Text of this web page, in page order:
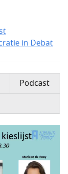
in Debat
Podcast